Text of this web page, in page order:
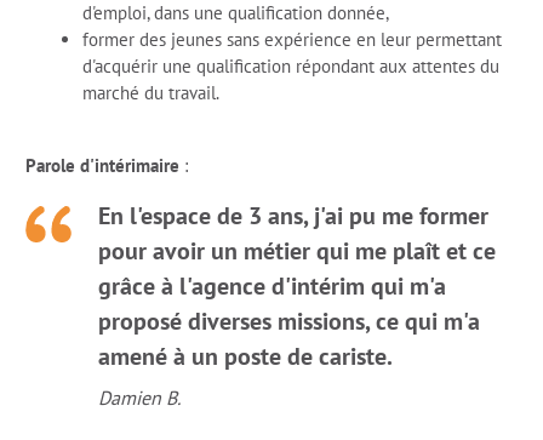
d'emploi, dans une qualification donnée,
former des jeunes sans expérience en leur permettant
d'acquérir une qualification répondant aux attentes du
marché du travail.
Parole d'intérimaire :
En l'espace de 3 ans, j'ai pu me former
pour avoir un métier qui me plaît et ce
grâce à l'agence d'intérim qui m'a
proposé diverses missions, ce qui m'a
amené à un poste de cariste.
Damien B.